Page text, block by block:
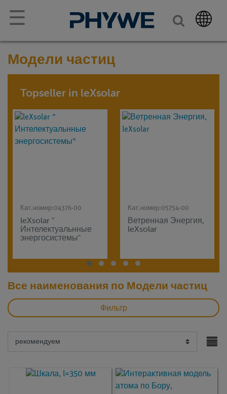
☰
Модели частиц
Topseller in leXsolar
Кат.номер:04376-00
leXsolar "
Интелектуальнные
энергосистемы"
Кат.номер:05754-00
Ветренная Энергия,
leXsolar
Все наименования по Модели частиц
Фильтр